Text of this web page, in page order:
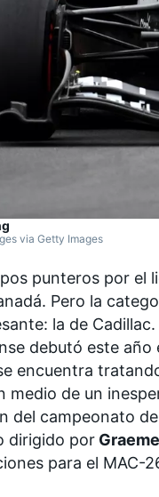
via Getty Images
punteros por el
. Pero la
la de Cadillac.
debutó este
encuentra
medio de un
del campeonato
dirigido por
para el MAC-